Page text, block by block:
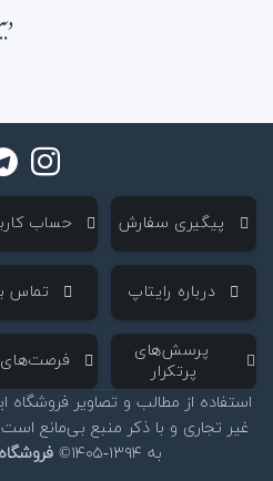
‌ پیگیری سفارش حساب
‌ درباره رایتاپ تماس
‌ پرسش‌های
پرتکرار
استفاده از مطالب و تصاویر فروشگاه
غیر تجاری و با ذکر منبع بی‌مانع
به ۱۳۹۴-۱۴۰۵©